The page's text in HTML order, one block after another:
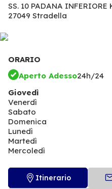
SS. 10 PADANA INFERIORE
27049 Stradella
ORARIO
Aperto Adesso24h/24
Giovedì
Venerdì
Sabato
Domenica
Lunedì
Martedì
Mercoledì
Itinerario